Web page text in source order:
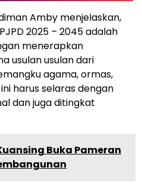
Amby menjelaskan,
2025 – 2045 adalah
menerapkan
usulan usulan dari
agama, ormas,
harus selaras dengan
dan juga ditingkat
Buka Pameran